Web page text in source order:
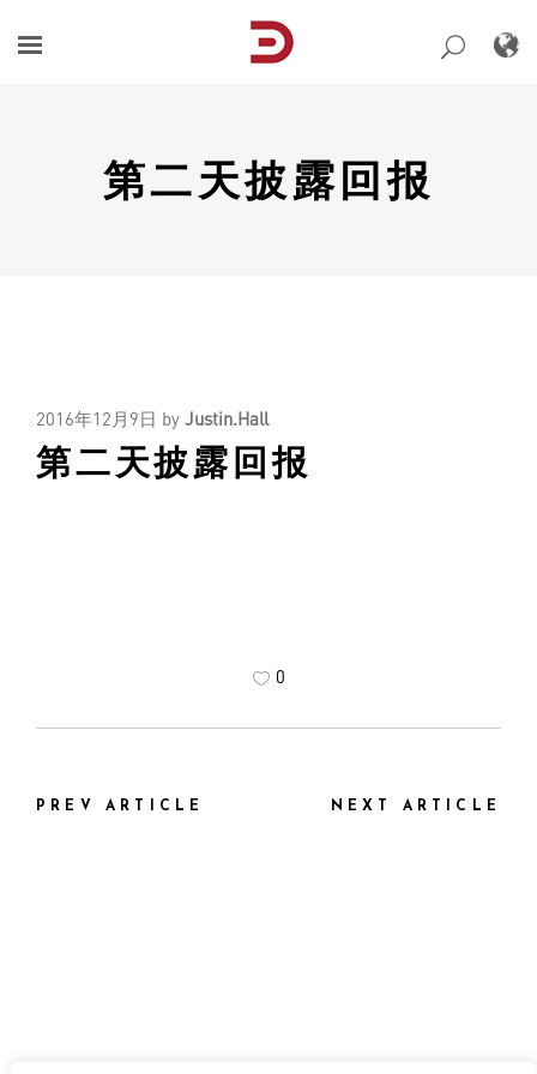
content
第二天披露回报
2016年12月9日 by Justin.Hall
第二天披露回报
0
PREV ARTICLE NEXT ARTICLE